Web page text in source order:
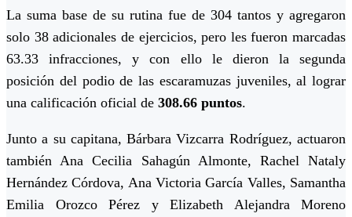
La suma base de su rutina fue de 304 tantos y agregaron
solo 38 adicionales de ejercicios, pero les fueron marcadas
63.33 infracciones, y con ello le dieron la segunda
posición del podio de las escaramuzas juveniles, al lograr
una calificación oficial de 308.66 puntos.
Junto a su capitana, Bárbara Vizcarra Rodríguez, actuaron
también Ana Cecilia Sahagún Almonte, Rachel Nataly
Hernández Córdova, Ana Victoria García Valles, Samantha
Emilia Orozco Pérez y Elizabeth Alejandra Moreno